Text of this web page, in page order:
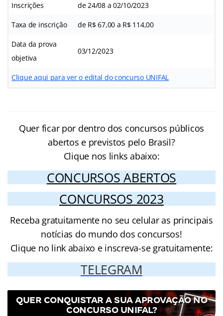
Inscrições de 24/08 a 02/10/2023
Taxa de inscrição de R$ 67,00 a R$ 114,00
Data da prova
objetiva
03/12/2023
Clique aqui para ver o edital do concurso UNIFAL
Quer ficar por dentro dos concursos públicos
abertos e previstos pelo Brasil?
Clique nos links abaixo:
CONCURSOS ABERTOS
CONCURSOS 2023
Receba gratuitamente no seu celular as principais
notícias do mundo dos concursos!
Clique no link abaixo e inscreva-se gratuitamente:
TELEGRAM
QUER CONQUISTAR A SUA APROVAÇÃO NO
CONCURSO UNIFAL?